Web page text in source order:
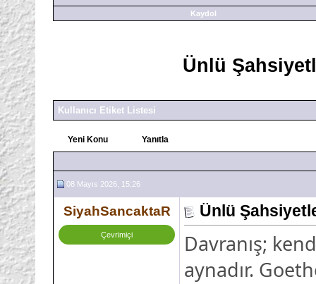
Kaydol
Ünlü
Kullanıcı Etiket Listesi
Yeni Konu Yanıtla
08 Mayıs 2026, 15:26
SiyahSancaktaR
Çevrimiçi
Ünlü
Davranış;
aynadır.